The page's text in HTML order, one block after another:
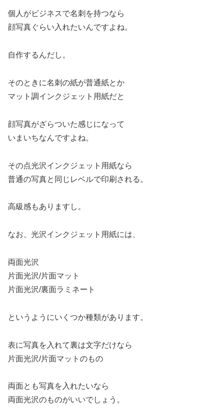
個人がビジネスで名刺を持つなら
顔写真ぐらい入れたいんですよね。
自作するんだし。
そのときに名刺の紙が普通紙とか
マット調インクジェット用紙だと
顔写真がざらついた感じになって
いまいちなんですよね。
その点光沢インクジェット用紙なら
普通の写真と同じレベルで印刷される。
高級感もありますし。
なお、光沢インクジェット用紙には、
両面光沢
片面光沢/片面マット
片面光沢/裏面ラミネート
というようにいくつか種類があります。
表に写真を入れて裏は文字だけなら
片面光沢/片面マットのもの
両面とも写真を入れたいなら
両面光沢のものがいいでしょう。